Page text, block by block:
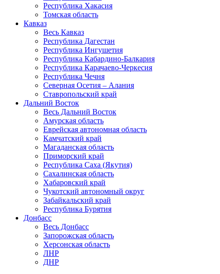
Республика Хакасия
Томская область
Кавказ
Весь Кавказ
Республика Дагестан
Республика Ингушетия
Республика Кабардино-Балкария
Республика Карачаево-Черкесия
Республика Чечня
Северная Осетия – Алания
Ставропольский край
Дальний Восток
Весь Дальний Восток
Амурская область
Еврейская автономная область
Камчатский край
Магаданская область
Приморский край
Республика Саха (Якутия)
Сахалинская область
Хабаровский край
Чукотский автономный округ
Забайкальский край
Республика Бурятия
Донбасс
Весь Донбасс
Запорожская область
Херсонская область
ЛНР
ДНР